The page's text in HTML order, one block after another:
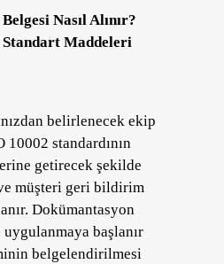
Nasıl Alınır?
Standart Maddeleri
belirlenecek ekip
10002 standardının
getirecek şekilde
müşteri geri bildirim
Dokümantasyon
başlanır
belgelendirilmesi